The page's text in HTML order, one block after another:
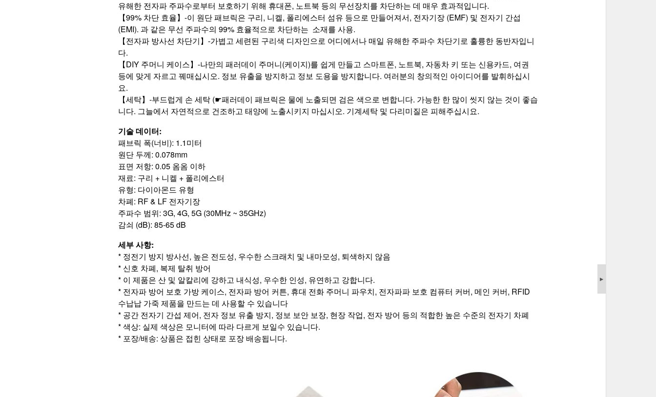
▶
유해한 전자파 주파수로부터 보호하기 위해 휴대폰, 노트북 등의 무선장치를 차단하는 데 매우 효과적입니다.
【99% 차단 효율】-이 원단 패브릭은 구리, 니켈, 폴리에스터 섬유 등으로 만들어져서, 전자기장 (EMF) 및 전자기 간섭
(EMI). 과 같은 무선 주파수의 99% 효율적으로 차단하는  소재를 사용.
【전자파 방사선 차단기】-가볍고 세련된 구리색 디자인으로 어디에서나 매일 유해한 주파수 차단기로 훌륭한 동반자입니
다.
【DIY 주머니 케이스】-나만의 패러데이 주머니(케이지)를 쉽게 만들고 스마트폰, 노트북, 자동차 키 또는 신용카드, 여권
등에 맞게 자르고 꿰매십시오. 정보 유출을 방지하고 정보 도용을 방지합니다. 여러분의 창의적인 아이디어를 발휘하십시
요.
【세탁】-부드럽게 손 세탁 (☛패러데이 패브릭은 물에 노출되면 검은 색으로 변합니다. 가능한 한 많이 씻지 않는 것이 좋습
니다. 그늘에서 자연적으로 건조하고 태양에 노출시키지 마십시오. 기계세탁 및 다리미질은 피해주십시요.
기술 데이터:
패브릭 폭(너비): 1.1미터
원단 두께: 0.078mm
표면 저항: 0.05 옴옴 이하
재료: 구리 + 니켈 + 폴리에스터
유형: 다이아몬드 유형
차폐: RF & LF 전자기장
주파수 범위: 3G, 4G, 5G (30MHz ~ 35GHz)
감쇠 (dB): 85-65 dB
세부 사항:
* 정전기 방지 방사선, 높은 전도성, 우수한 스크래치 및 내마모성, 퇴색하지 않음
* 신호 차폐, 복제 탈취 방어
* 이 제품은 산 및 알칼리에 강하고 내식성, 우수한 인성, 유연하고 강합니다.
* 전자파 방어 보호 가방 케이스, 전자파 방어 커튼, 휴대 전화 주머니 파우치, 전자파파 보호 컴퓨터 커버, 메인 커버, RFID
수납납 가죽 제품을 만드는 데 사용할 수 있습니다
* 공간 전자기 간섭 제어, 전자 정보 유출 방지, 정보 보안 보장, 현장 작업, 전자 방어 등의 적합한 높은 수준의 전자기 차폐
* 색상: 실제 색상은 모니터에 따라 다르게 보일수 있습니다.
* 포장/배송: 상품은 접힌 상태로 포장 배송됩니다.